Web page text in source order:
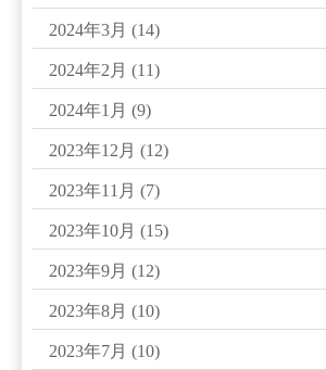
2024年3月 (14)
2024年2月 (11)
2024年1月 (9)
2023年12月 (12)
2023年11月 (7)
2023年10月 (15)
2023年9月 (12)
2023年8月 (10)
2023年7月 (10)